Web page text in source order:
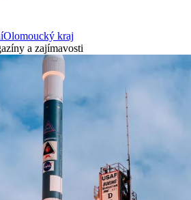
Olomoucký kraj
a zajímavosti